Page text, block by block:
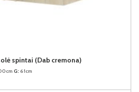
spintai (Dab cremona)
G: 61cm